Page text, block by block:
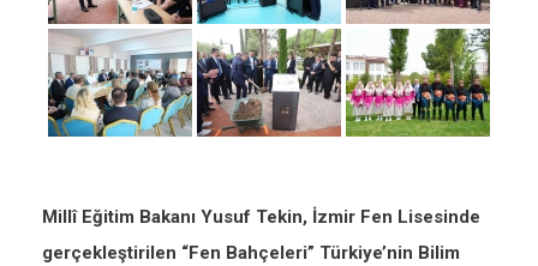
Millî Eğitim Bakanı Yusuf Tekin, İzmir Fen Lisesinde
gerçekleştirilen “Fen Bahçeleri” Türkiye’nin Bilim